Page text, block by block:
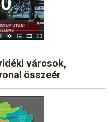
városok,
összeér